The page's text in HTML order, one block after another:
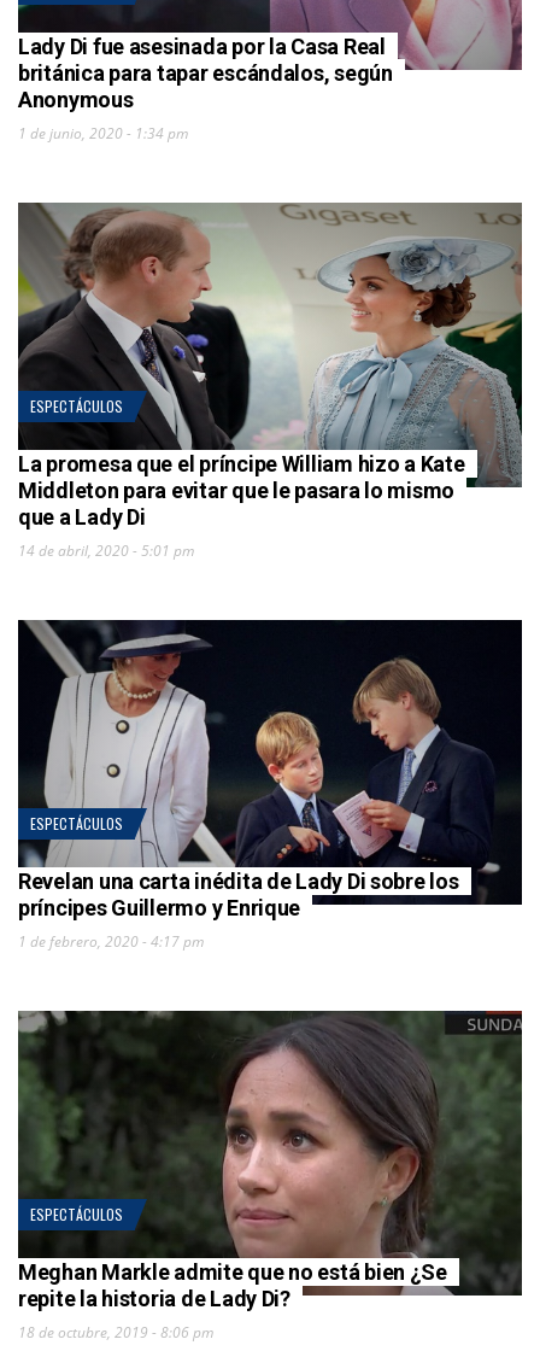
Lady Di fue asesinada por la Casa Real
británica para tapar escándalos, según
Anonymous
1 de junio, 2020 - 1:34 pm
ESPECTÁCULOS
La promesa que el príncipe William hizo a Kate
Middleton para evitar que le pasara lo mismo
que a Lady Di
14 de abril, 2020 - 5:01 pm
ESPECTÁCULOS
Revelan una carta inédita de Lady Di sobre los
príncipes Guillermo y Enrique
1 de febrero, 2020 - 4:17 pm
ESPECTÁCULOS
Meghan Markle admite que no está bien ¿Se
repite la historia de Lady Di?
18 de octubre, 2019 - 8:06 pm